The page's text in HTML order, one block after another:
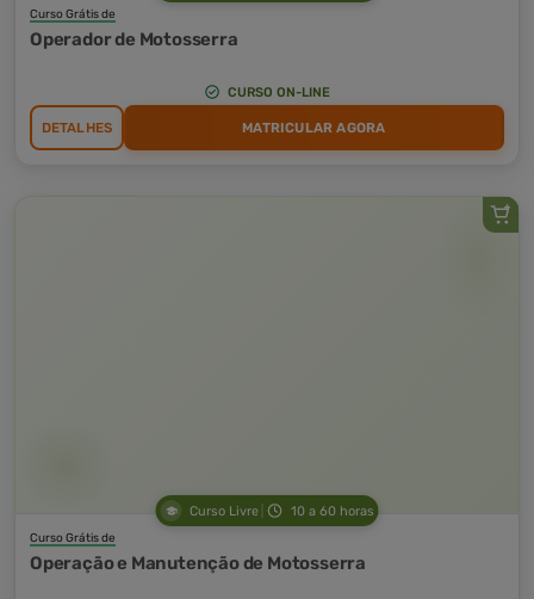
Curso Grátis de
Operador de Motosserra
CURSO ON-LINE
DETALHES MATRICULAR AGORA
Curso Livre 10 a 60 horas
Curso Grátis de
Operação e Manutenção de Motosserra